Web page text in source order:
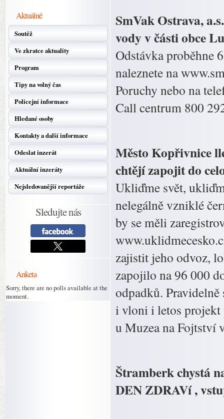
Aktuálně
Soutěž
Ve zkratce aktuality
Program
Tipy na volný čas
Policejní informace
Hledané osoby
Kontakty a další informace
Odeslat inzerát
Aktuální inzeráty
Nejsledovanější reportáže
Sledujte nás
Anketa
Sorry, there are no polls available at the
moment.
SmVak Ostrava,
vody v části obce
Odstávka proběhne
naleznete na
Poruchy nebo na
Call centrum 800
Město Kopřivnice
chtějí zapojit do
Ukliďme svět,
nelegálně vzniklé
by se měli
zajistit jeho odvoz,
zapojilo na 96 000
odpadků.
i vloni i letos projekt
u Muzea na Fojtství
Štramberk chystá
DEN ZDRAVí ,